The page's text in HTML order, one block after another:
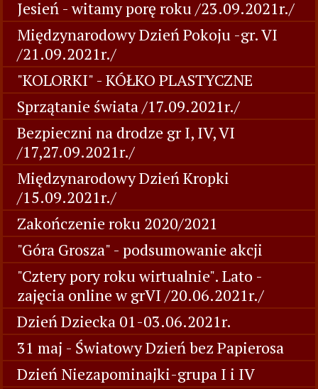
Jesień - witamy porę roku /23.09.2021r./
Międzynarodowy Dzień Pokoju -gr. VI
/21.09.2021r./
"KOLORKI" - KÓŁKO PLASTYCZNE
Sprzątanie świata /17.09.2021r./
Bezpieczni na drodze gr I, IV, VI
/17,27.09.2021r./
Międzynarodowy Dzień Kropki
/15.09.2021r./
Zakończenie roku 2020/2021
"Góra Grosza" - podsumowanie akcji
"Cztery pory roku wirtualnie". Lato -
zajęcia online w grVI /20.06.2021r./
Dzień Dziecka 01-03.06.2021r.
31 maj - Światowy Dzień bez Papierosa
Dzień Niezapominajki-grupa I i IV